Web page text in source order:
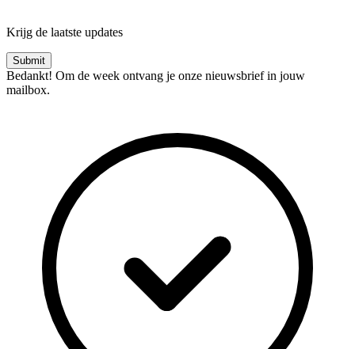
Krijg de laatste updates
Bedankt! Om de week ontvang je onze nieuwsbrief in jouw
mailbox.